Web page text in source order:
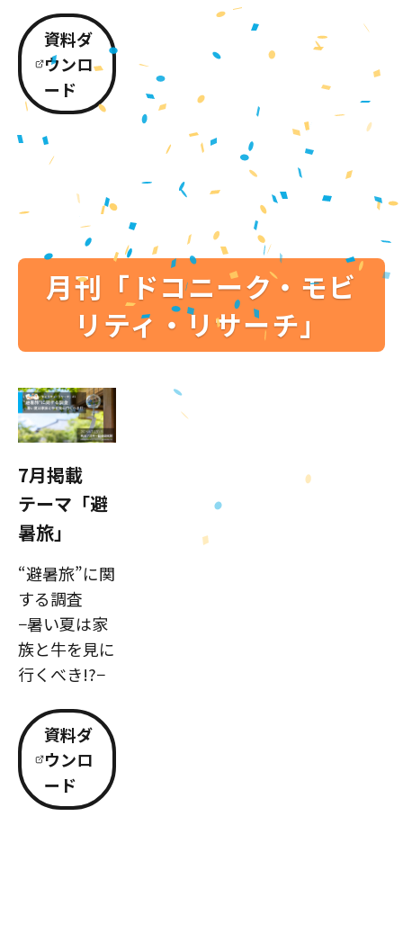
資料ダ
ウンロ
ード
月刊「ドコニーク・モビ
リティ・リサーチ」
7月掲載
テーマ「避
暑旅」
“避暑旅”に関
する調査
−暑い夏は家
族と牛を見に
行くべき!?−
資料ダ
ウンロ
ード